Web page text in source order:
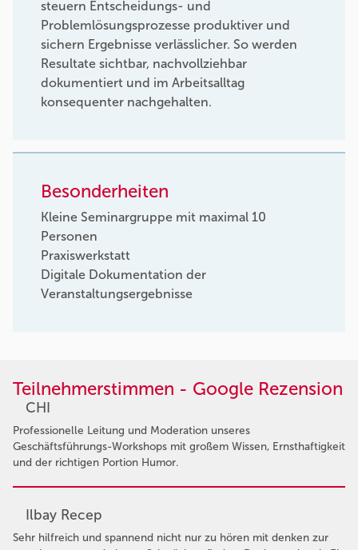
steuern Entscheidungs- und
Problemlösungsprozesse produktiver und
sichern Ergebnisse verlässlicher. So werden
Resultate sichtbar, nachvollziehbar
dokumentiert und im Arbeitsalltag
konsequenter nachgehalten.
Besonderheiten
Kleine Seminargruppe mit maximal 10
Personen
Praxiswerkstatt
Digitale Dokumentation der
Veranstaltungsergebnisse
Teilnehmerstimmen - Google Rezension
CHI
Professionelle Leitung und Moderation unseres
Geschäftsführungs-Workshops mit großem Wissen, Ernsthaftigkeit
und der richtigen Portion Humor.
Ilbay Recep
Sehr hilfreich und spannend nicht nur zu hören mit denken zur